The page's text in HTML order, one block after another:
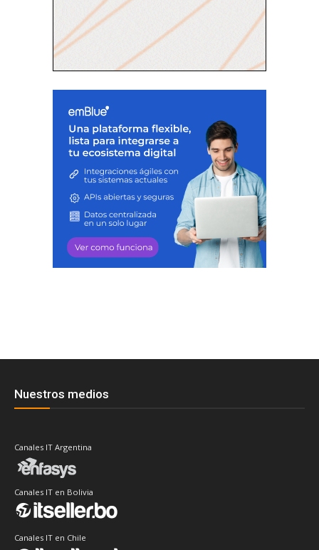
Nuestros medios
Canales IT Argentina
Canales IT en Bolivia
Canales IT en Chile